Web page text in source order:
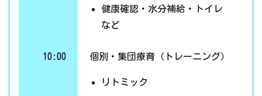
健康確認・水分補給・トイレ
など
10:00 個別・集団療育（トレーニング）
リトミック